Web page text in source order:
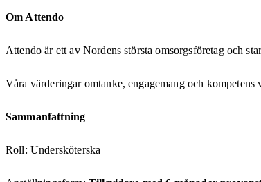
Om Attendo
Attendo är ett av Nordens största omsorgsföretag och
Våra värderingar omtanke, engagemang och
Sammanfattning
Roll: Undersköterska